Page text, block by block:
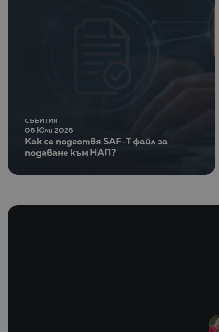
СЪБИТИЯ
06 Юли 2026
Как се подготвя SAF-T файл за
подаване към НАП?